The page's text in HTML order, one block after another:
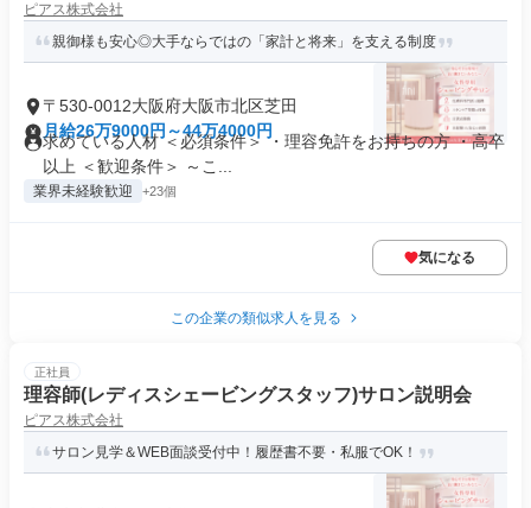
ピアス株式会社
親御様も安心◎大手ならではの「家計と将来」を支える制度
〒530-0012大阪府大阪市北区芝田
月給26万9000円～44万4000円
求めている人材 ＜必須条件＞ ・理容免許をお持ちの方 ・高卒
以上 ＜歓迎条件＞ ～こ...
業界未経験歓迎 +23個
気になる
この企業の類似求人を見る
正社員
理容師(レディスシェービングスタッフ)サロン説明会
ピアス株式会社
サロン見学＆WEB面談受付中！履歴書不要・私服でOK！